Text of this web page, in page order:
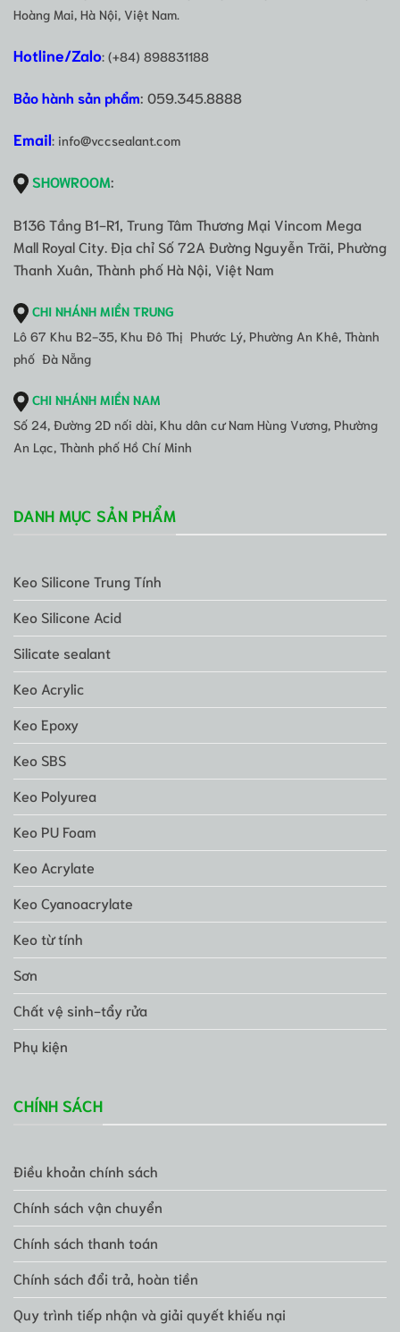
Hoàng Mai, Hà Nội, Việt Nam.
Hotline/Zalo: (+84) 898831188
Bảo hành sản phẩm: 059.345.8888
Email: info@vccsealant.com
SHOWROOM:
B136 Tầng B1-R1, Trung Tâm Thương Mại Vincom Mega
Mall Royal City. Địa chỉ Số 72A Đường Nguyễn Trãi, Phường
Thanh Xuân, Thành phố Hà Nội, Việt Nam
CHI NHÁNH MIỀN TRUNG
Lô 67 Khu B2-35, Khu Đô Thị Phước Lý, Phường An Khê, Thành
phố Đà Nẵng
CHI NHÁNH MIỀN NAM
Số 24, Đường 2D nối dài, Khu dân cư Nam Hùng Vương, Phường
An Lạc, Thành phố Hồ Chí Minh
DANH MỤC SẢN PHẨM
Keo Silicone Trung Tính
Keo Silicone Acid
Silicate sealant
Keo Acrylic
Keo Epoxy
Keo SBS
Keo Polyurea
Keo PU Foam
Keo Acrylate
Keo Cyanoacrylate
Keo từ tính
Sơn
Chất vệ sinh-tẩy rửa
Phụ kiện
CHÍNH SÁCH
Điều khoản chính sách
Chính sách vận chuyển
Chính sách thanh toán
Chính sách đổi trả, hoàn tiền
Quy trình tiếp nhận và giải quyết khiếu nại